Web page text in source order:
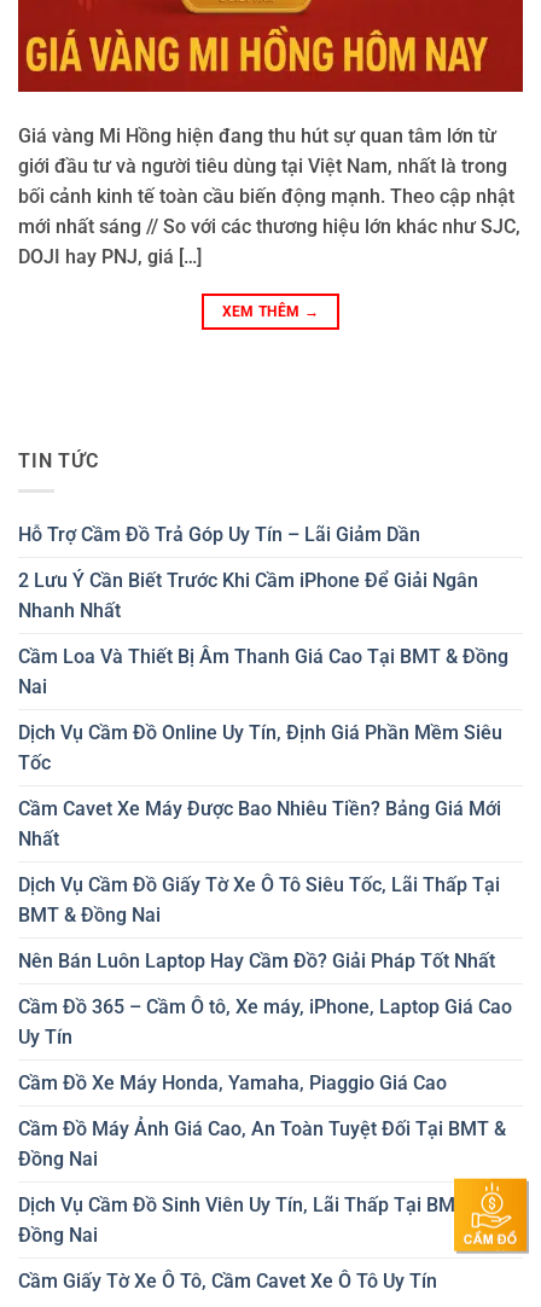
Giá vàng Mi Hồng hiện đang thu hút sự quan tâm lớn từ
giới đầu tư và người tiêu dùng tại Việt Nam, nhất là trong
bối cảnh kinh tế toàn cầu biến động mạnh. Theo cập nhật
mới nhất sáng // So với các thương hiệu lớn khác như SJC,
DOJI hay PNJ, giá […]
XEM THÊM →
TIN TỨC
Hỗ Trợ Cầm Đồ Trả Góp Uy Tín – Lãi Giảm Dần
2 Lưu Ý Cần Biết Trước Khi Cầm iPhone Để Giải Ngân
Nhanh Nhất
Cầm Loa Và Thiết Bị Âm Thanh Giá Cao Tại BMT & Đồng
Nai
Dịch Vụ Cầm Đồ Online Uy Tín, Định Giá Phần Mềm Siêu
Tốc
Cầm Cavet Xe Máy Được Bao Nhiêu Tiền? Bảng Giá Mới
Nhất
Dịch Vụ Cầm Đồ Giấy Tờ Xe Ô Tô Siêu Tốc, Lãi Thấp Tại
BMT & Đồng Nai
Nên Bán Luôn Laptop Hay Cầm Đồ? Giải Pháp Tốt Nhất
Cầm Đồ 365 – Cầm Ô tô, Xe máy, iPhone, Laptop Giá Cao
Uy Tín
Cầm Đồ Xe Máy Honda, Yamaha, Piaggio Giá Cao
Cầm Đồ Máy Ảnh Giá Cao, An Toàn Tuyệt Đối Tại BMT &
Đồng Nai
Dịch Vụ Cầm Đồ Sinh Viên Uy Tín, Lãi Thấp Tại BMT &
Đồng Nai
Cầm Giấy Tờ Xe Ô Tô, Cầm Cavet Xe Ô Tô Uy Tín